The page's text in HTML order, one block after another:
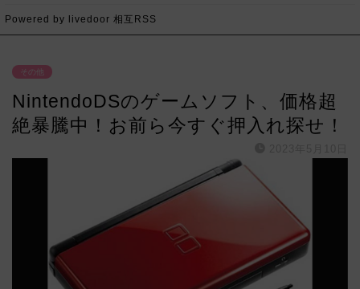
Powered by livedoor 相互RSS
その他
NintendoDSのゲームソフト、価格超
絶暴騰中！お前ら今すぐ押入れ探せ！